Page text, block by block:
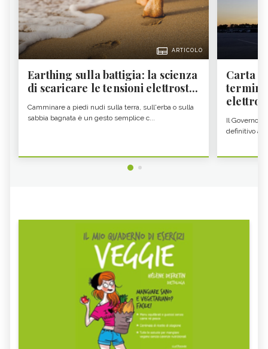
ARTICOLO
Earthing sulla battigia: la scienza
di scaricare le tensioni elettrost...
Camminare a piedi nudi sulla terra, sull'erba o sulla
sabbia bagnata è un gesto semplice c...
Carta
Il Governo
definitivo